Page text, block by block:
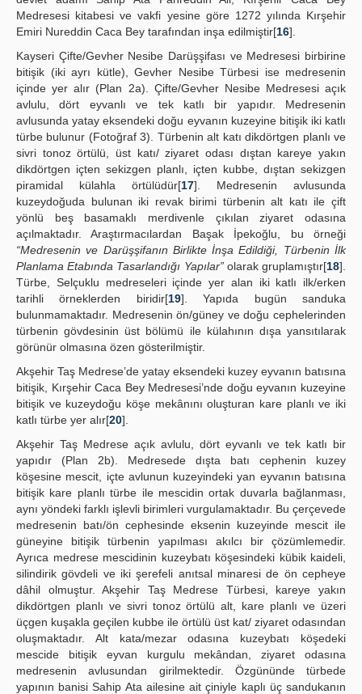
Medresesi kitabesi ve vakfi yesine göre 1272 yılında Kırşehir
Emiri Nureddin Caca Bey tarafından inşa edilmiştir[16].
Kayseri Çifte/Gevher Nesibe Darüşşifası ve Medresesi birbirine
bitişik (iki ayrı kütle), Gevher Nesibe Türbesi ise medresenin
içinde yer alır (Plan 2a). Çifte/Gevher Nesibe Medresesi açık
avlulu, dört eyvanlı ve tek katlı bir yapıdır. Medresenin
avlusunda yatay eksendeki doğu eyvanın kuzeyine bitişik iki katlı
türbe bulunur (Fotoğraf 3). Türbenin alt katı dikdörtgen planlı ve
sivri tonoz örtülü, üst katı/ ziyaret odası dıştan kareye yakın
dikdörtgen içten sekizgen planlı, içten kubbe, dıştan sekizgen
piramidal külahla örtülüdür[17]. Medresenin avlusunda
kuzeydoğuda bulunan iki revak birimi türbenin alt katı ile çift
yönlü beş basamaklı merdivenle çıkılan ziyaret odasına
açılmaktadır. Araştırmacılardan Başak İpekoğlu, bu örneği
“Medresenin ve Darüşşifanın Birlikte İnşa Edildiği, Türbenin İlk
Planlama Etabında Tasarlandığı Yapılar”olarak gruplamıştır[18].
Türbe, Selçuklu medreseleri içinde yer alan iki katlı ilk/erken
tarihli örneklerden biridir[19]. Yapıda bugün sanduka
bulunmamaktadır. Medresenin ön/güney ve doğu cephelerinden
türbenin gövdesinin üst bölümü ile külahının dışa yansıtılarak
görünür olmasına özen gösterilmiştir.
Akşehir Taş Medrese’de yatay eksendeki kuzey eyvanın batısına
bitişik, Kırşehir Caca Bey Medresesi’nde doğu eyvanın kuzeyine
bitişik ve kuzeydoğu köşe mekânını oluşturan kare planlı ve iki
katlı türbe yer alır[20].
Akşehir Taş Medrese açık avlulu, dört eyvanlı ve tek katlı bir
yapıdır (Plan 2b). Medresede dışta batı cephenin kuzey
köşesine mescit, içte avlunun kuzeyindeki yan eyvanın batısına
bitişik kare planlı türbe ile mescidin ortak duvarla bağlanması,
aynı yöndeki farklı işlevli birimleri vurgulamaktadır. Bu çerçevede
medresenin batı/ön cephesinde eksenin kuzeyinde mescit ile
güneyine bitişik türbenin yapılması akılcı bir çözümlemedir.
Ayrıca medrese mescidinin kuzeybatı köşesindeki kübik kaideli,
silindirik gövdeli ve iki şerefeli anıtsal minaresi de ön cepheye
dâhil olmuştur. Akşehir Taş Medrese Türbesi, kareye yakın
dikdörtgen planlı ve sivri tonoz örtülü alt, kare planlı ve üzeri
üçgen kuşakla geçilen kubbe ile örtülü üst kat/ ziyaret odasından
oluşmaktadır. Alt kata/mezar odasına kuzeybatı köşedeki
mescide bitişik eyvan kurgulu mekândan, ziyaret odasına
medresenin avlusundan girilmektedir. Özgününde türbede
yapının banisi Sahip Ata ailesine ait çiniyle kaplı üç sandukanın